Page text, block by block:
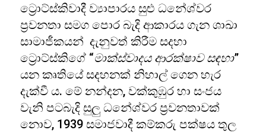
ට්‍රොට්ස්කිවාදී ව්‍යාපාරය සුළු ධනේශ්වර
ප්‍රවනතා සමග පොර බැදි ආකාරය ගැන ශාඛා
සාමාජීකයන් දැනුවත් කිරීම සදහා
ට්‍රොට්ස්කිගේ “මාක්ස්වාදය ආරක්ෂාව සඳහා”
යන කෘතියේ සදහනක් නිහාල් ගෙන හැර
දැක්වී ය. මේ නන්දන, වක්කුඹුර හා සංජය
වැනි පටබැදි සුලු ධනේශ්වර ප්‍රවනතාවක්
නොව, 1939 සමාජවාදී කම්කරු පක්ෂය තුල